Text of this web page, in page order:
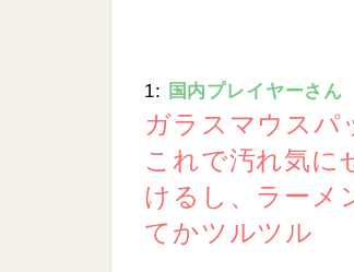
n
m
u
e
1: 国内プレイヤーさん
ガラスマウスパ
これで汚れ気に
けるし、ラーメ
てかツルツル